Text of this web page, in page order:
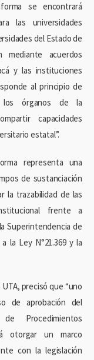
se encontrará
las universidades
del Estado de
mediante acuerdos
y las instituciones
al principio de
los órganos de la
capacidades
estatal”.
representa una
de sustanciación
la trazabilidad de las
frente a
Superintendencia de
la Ley N°21.369 y la
precisó que “uno
de aprobación del
Procedimientos
otorgar un marco
con la legislación